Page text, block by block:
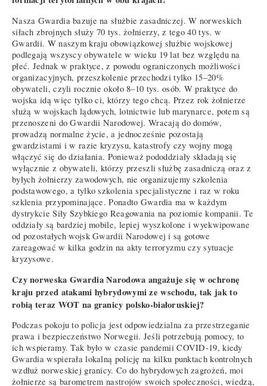
Nasza Gwardia bazuje na służbie zasadniczej. W norweskich
siłach zbrojnych służy 70 tys. żołnierzy, z tego 40 tys. w
Gwardii. W naszym kraju obowiązkowej służbie wojskowej
podlegają wszyscy obywatele w wieku 19 lat bez względu na
płeć. Jednak w praktyce, z powodu ograniczonych możliwości
organizacyjnych, przeszkolenie przechodzi tylko 15–20%
obywateli, czyli rocznie około 8–10 tys. osób. W praktyce do
wojska idą więc tylko ci, którzy tego chcą. Przez rok żołnierze
służą w wojskach lądowych, lotnictwie lub marynarce, potem są
przenoszeni do Gwardii Narodowej. Wracają do domów,
prowadzą normalne życie, a jednocześnie pozostają
gwardzistami i w razie kryzysu, katastrofy czy wojny mogą
włączyć się do działania. Ponieważ pododdziały składają się
wyłącznie z obywateli, którzy przeszli służbę zasadniczą oraz z
byłych żołnierzy zawodowych, nie organizujemy szkolenia
podstawowego, a tylko szkolenia specjalistyczne i raz w roku
szklenia przypominające. Ponadto Gwardia ma w każdym
dystrykcie Siły Szybkiego Reagowania na poziomie kompanii. Te
oddziały są bardziej mobile, lepiej wyszkolone i wyekwipowane
od pozostałych wojsk Gwardii Narodowej i są gotowe
zareagować w kilka godzin na akty terroryzmu czy sytuacje
kryzysowe.
Czy norweska Gwardia Narodowa angażuje się w ochronę
kraju przed atakami hybrydowymi ze wschodu, tak jak to
robią teraz WOT na granicy polsko-białoruskiej?
Podczas pokoju to policja jest odpowiedzialna za przestrzeganie
prawa i bezpieczeństwo Norwegii. Jeśli potrzebują pomocy, to
ich wspieramy. Tak było w czasie pandemii COVID-19, kiedy
Gwardia wspierała lokalną policję na kilku punktach kontrolnych
wzdłuż norweskiej granicy. Co do hybrydowych zagrożeń, moi
żołnierze są barometrem nastrojów swoich społeczności, wiedzą,